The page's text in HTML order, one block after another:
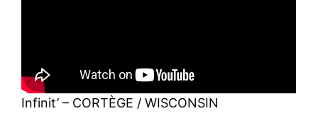
Infinit’ – CORTÈGE / WISCONSIN